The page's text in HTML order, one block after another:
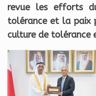
revue les efforts
tolérance et la paix
culture de tolérance